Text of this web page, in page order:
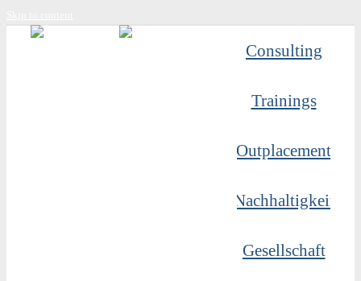
Consulting
Trainings
Outplacement
Nachhaltigkeit
Gesellschaft